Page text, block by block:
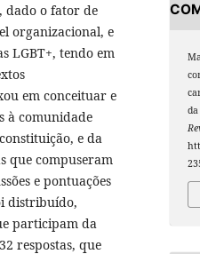
dado o fator de
organizacional, e
LGBT+, tendo em
em conceituar e
à comunidade
e da
que compuseram
e pontuações
distribuído,
participam da
respostas, que